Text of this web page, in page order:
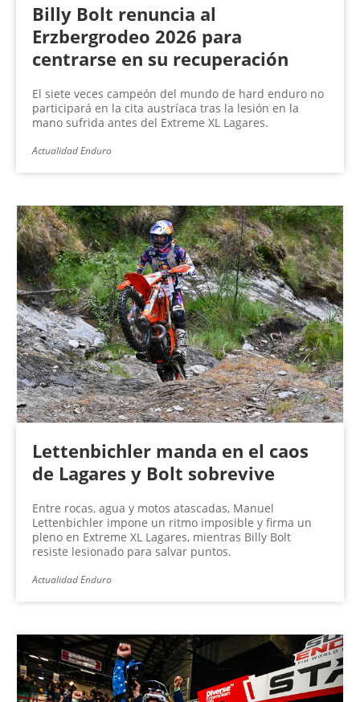
Billy Bolt renuncia al
Erzbergrodeo 2026 para
centrarse en su recuperación
El siete veces campeón del mundo de hard enduro no
participará en la cita austríaca tras la lesión en la
mano sufrida antes del Extreme XL Lagares.
Actualidad Enduro
Lettenbichler manda en el caos
de Lagares y Bolt sobrevive
Entre rocas, agua y motos atascadas, Manuel
Lettenbichler impone un ritmo imposible y firma un
pleno en Extreme XL Lagares, mientras Billy Bolt
resiste lesionado para salvar puntos.
Actualidad Enduro